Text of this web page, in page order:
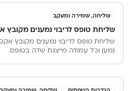
באתר האינטרנט.
שליחה, שמירה ומעקב
שליחת טופס לריבוי נמענים מקובץ
שליחת טופס לריבוי נמענים מקובץ
נמען וכל עמודה מייצגת שדה בטופס.